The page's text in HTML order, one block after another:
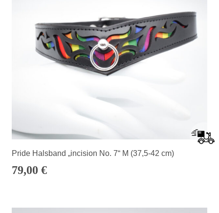
Pride Halsband „incision No. 7“ M (37,5-42 cm)
79,00 €